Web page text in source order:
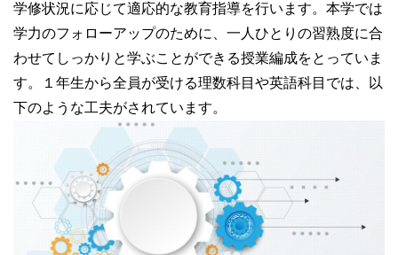
学修状況に応じて適応的な教育指導を行います。本学では
学力のフォローアップのために、一人ひとりの習熟度に合
わせてしっかりと学ぶことができる授業編成をとっていま
す。１年生から全員が受ける理数科目や英語科目では、以
下のような工夫がされています。